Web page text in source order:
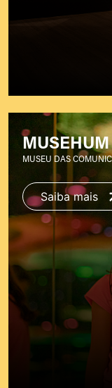
MUSEHUM
MUSEU DAS
Saiba mais